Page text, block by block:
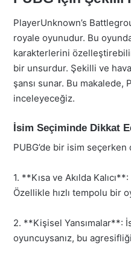
PlayerUnknown’s
royale oyunudur. Bu
karakterlerini
bir unsurdur. Şekilli ve
şansı sunar. Bu makalede,
inceleyeceğiz.
İsim Seçiminde Dikkat
PUBG’de bir isim
1. **Kısa ve Akılda
Özellikle hızlı tempolu bir
2. **Kişisel Yansımalar**:
oyuncuysanız, bu